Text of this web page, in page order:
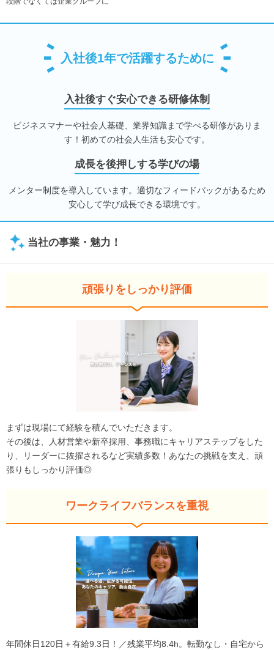
入社後1年で活躍するために
入社後すぐ安心できる研修体制
ビジネスマナーや社会人基礎、業界知識まで学べる研修がありま
す！初めての社会人生活も安心です。
成長を後押しする学びの場
メンター制度を導入しています。適切なフィードバックがあるため
安心して学び成長できる環境です。
当社の事業・魅力！
頑張りをしっかり評価
まずは現場にて経験を積んでいただきます。
その後は、人材営業や新卒採用、事務職にキャリアステップをした
り、リーダーに抜擢されるなど実績多数！あなたの挑戦を支え、頑
張りもしっかり評価◎
ワークライフバランスを重視
年間休日120日＋有給9.3日！／残業平均8.4h。転勤なし・自宅から